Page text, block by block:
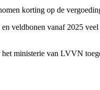
korting op de
veldbonen vanaf 2025
ministerie van LVVN